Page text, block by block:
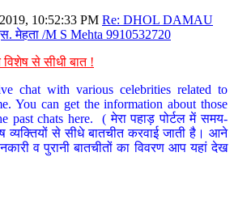
10:52:33 PM Re: DHOL DAMAU
मेहता /M S Mehta 9910532720
से सीधी बात !
chat with various celebrities related to
You can get the information about those
past chats here. ( मेरा पहाड़ पोर्टल में समय-
व्यक्तियों से सीधे बातचीत करवाई जाती है। आने
व पुरानी बातचीतों का विवरण आप यहां देख